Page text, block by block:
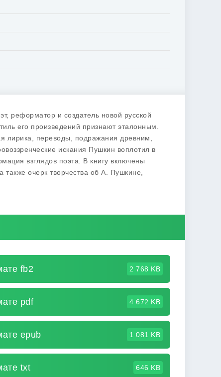
реформатор и создатель новой русской
его произведений признают эталонным.
лирика, переводы, подражания древним,
искания Пушкин воплотил в
взглядов поэта. В книгу включены
очерк творчества об А. Пушкине,
fb2 2 768 KB
pdf 4 672 KB
epub 1 081 KB
txt 646 KB